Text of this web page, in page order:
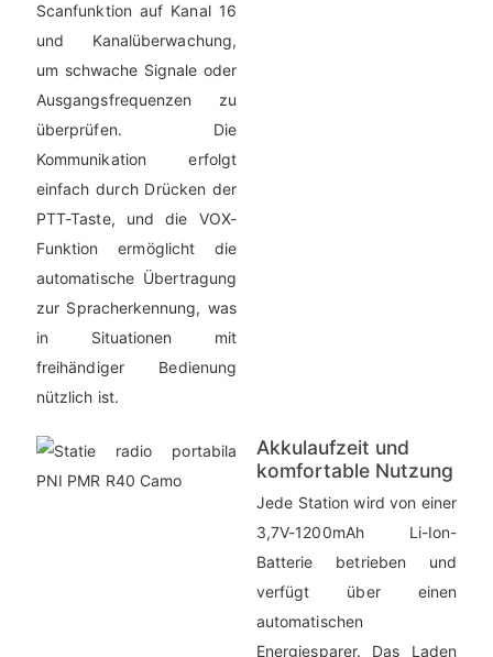
Scanfunktion auf Kanal 16
und Kanalüberwachung,
um schwache Signale oder
Ausgangsfrequenzen zu
überprüfen. Die
Kommunikation erfolgt
einfach durch Drücken der
PTT-Taste, und die VOX-
Funktion ermöglicht die
automatische Übertragung
zur Spracherkennung, was
in Situationen mit
freihändiger Bedienung
nützlich ist.
Akkulaufzeit und
komfortable Nutzung
Jede Station wird von einer
3,7V-1200mAh Li-Ion-
Batterie betrieben und
verfügt über einen
automatischen
Energiesparer. Das Laden